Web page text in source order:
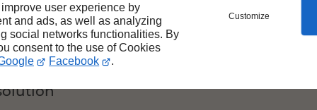
user experience by
and ads, as well as analyzing
social networks functionalities. By
consent to the use of Cookies
Facebook .
Customize